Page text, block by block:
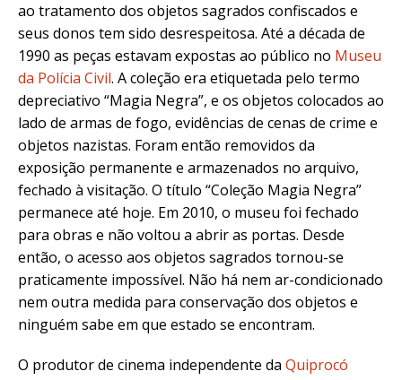
ao tratamento dos objetos sagrados confiscados e
seus donos tem sido desrespeitosa. Até a década de
1990 as peças estavam expostas ao público no Museu
da Polícia Civil. A coleção era etiquetada pelo termo
depreciativo “Magia Negra”, e os objetos colocados ao
lado de armas de fogo, evidências de cenas de crime e
objetos nazistas. Foram então removidos da
exposição permanente e armazenados no arquivo,
fechado à visitação. O título “Coleção Magia Negra”
permanece até hoje. Em 2010, o museu foi fechado
para obras e não voltou a abrir as portas. Desde
então, o acesso aos objetos sagrados tornou-se
praticamente impossível. Não há nem ar-condicionado
nem outra medida para conservação dos objetos e
ninguém sabe em que estado se encontram.
O produtor de cinema independente da Quiprocó